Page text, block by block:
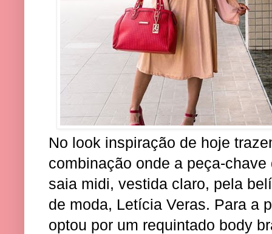
No look inspiração de hoje
combinação onde a peça-
saia midi, vestida claro, pela
de moda, Letícia Veras. Para a
optou por um requintado body